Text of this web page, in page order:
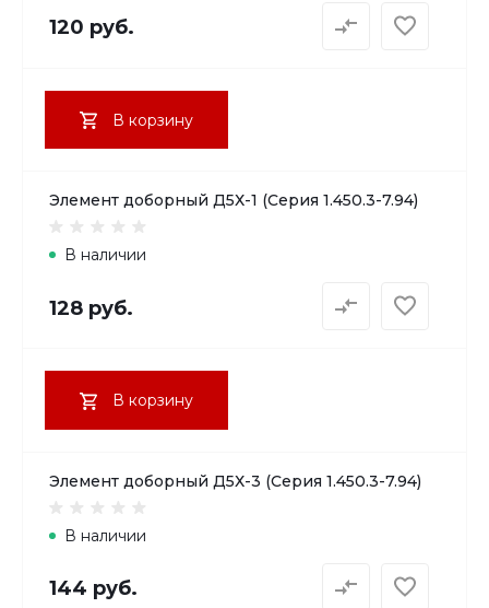
120 руб.
В корзину
Элемент доборный Д5Х-1 (Серия 1.450.3-7.94)
В наличии
128 руб.
В корзину
Элемент доборный Д5Х-3 (Серия 1.450.3-7.94)
В наличии
144 руб.